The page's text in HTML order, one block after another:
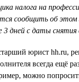
налога на
сообщить об этом
3 дней с даты снятия
юрист hh.ru,
всегда ещё
можно